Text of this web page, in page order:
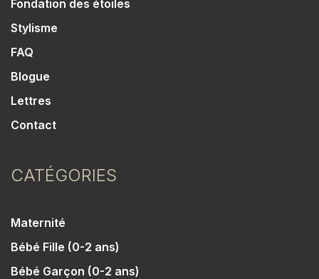
Fondation des étoiles
Stylisme
FAQ
Blogue
Lettres
Contact
CATÉGORIES
Maternité
Bébé Fille (0-2 ans)
Bébé Garçon (0-2 ans)